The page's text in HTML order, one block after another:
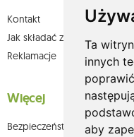
Ta
innych
aby
Kontakt
Jak składać zamówienia w
Reklamacje
Więcej
Bezpieczeństwo płatności